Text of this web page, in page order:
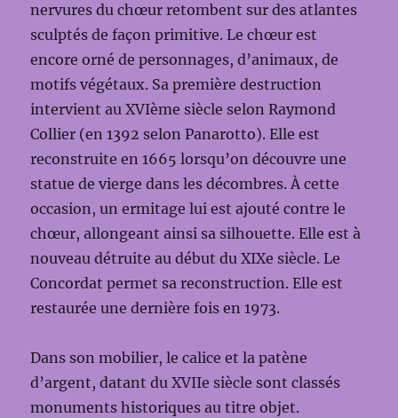
nervures du chœur retombent sur des atlantes
sculptés de façon primitive. Le chœur est
encore orné de personnages, d’animaux, de
motifs végétaux. Sa première destruction
intervient au XVIème siècle selon Raymond
Collier (en 1392 selon Panarotto). Elle est
reconstruite en 1665 lorsqu’on découvre une
statue de vierge dans les décombres. À cette
occasion, un ermitage lui est ajouté contre le
chœur, allongeant ainsi sa silhouette. Elle est à
nouveau détruite au début du XIXe siècle. Le
Concordat permet sa reconstruction. Elle est
restaurée une dernière fois en 1973.
Dans son mobilier, le calice et la patène
d’argent, datant du XVIIe siècle sont classés
monuments historiques au titre objet.